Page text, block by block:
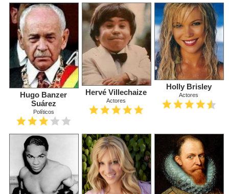
Hugo Banzer
Suárez
Políticos
Hervé Villechaize
Actores
Holly Brisley
Actores